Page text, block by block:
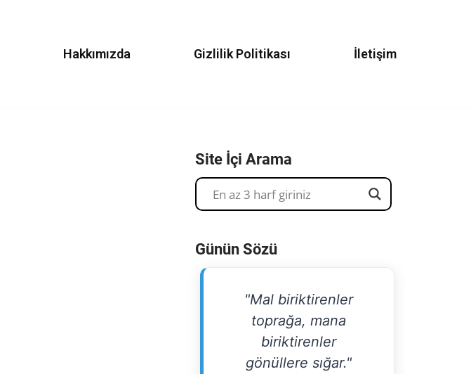
Hakkımızda Gizlilik Politikası İletişim
Site İçi Arama
Günün Sözü
"Mal biriktirenler
toprağa, mana
biriktirenler
gönüllere sığar."